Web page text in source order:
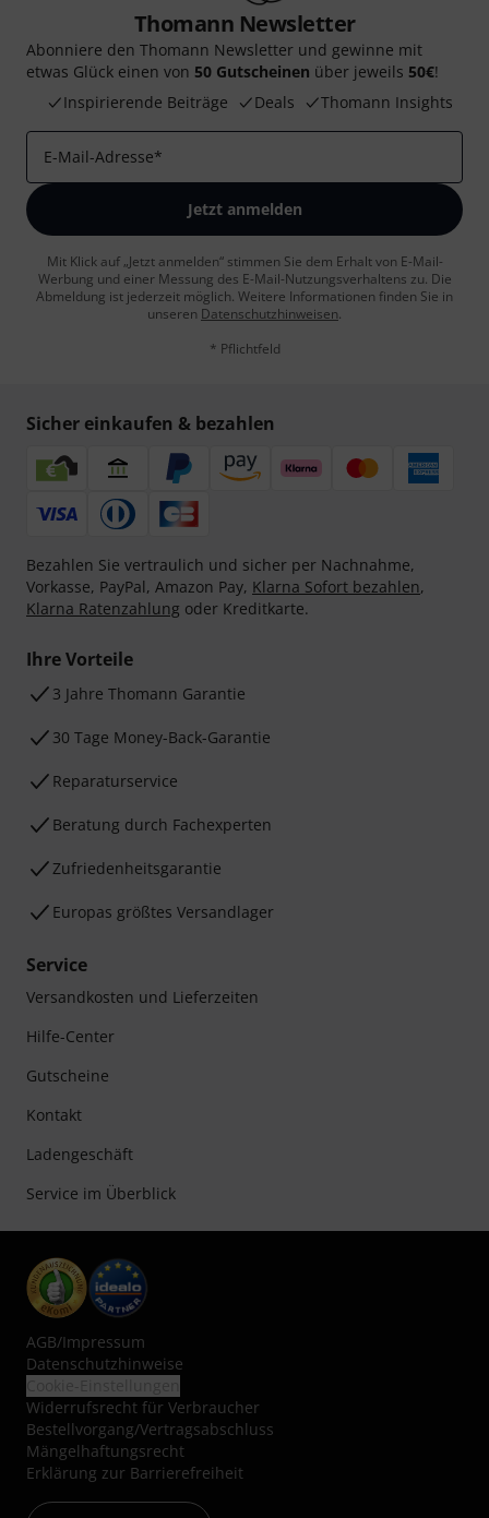
Thomann Newsletter
Abonniere den Thomann Newsletter und gewinne mit
etwas Glück einen von 50 Gutscheinen über jeweils 50€!
Inspirierende Beiträge
Deals Thomann Insights
E-Mail-Adresse*
Jetzt anmelden
Mit Klick auf „Jetzt anmelden“ stimmen Sie dem Erhalt von E-Mail-
Werbung und einer Messung des E-Mail-Nutzungsverhaltens zu. Die
Abmeldung ist jederzeit möglich. Weitere Informationen finden Sie in
unseren Datenschutzhinweisen.
* Pflichtfeld
Sicher einkaufen & bezahlen
Bezahlen Sie vertraulich und sicher per Nachnahme,
Vorkasse, PayPal, Amazon Pay, Klarna Sofort bezahlen,
Klarna Ratenzahlung oder Kreditkarte.
Ihre Vorteile
3 Jahre Thomann Garantie
30 Tage Money-Back-Garantie
Reparaturservice
Beratung durch Fachexperten
Zufriedenheitsgarantie
Europas größtes Versandlager
Service
Versandkosten und Lieferzeiten
Hilfe-Center
Gutscheine
Kontakt
Ladengeschäft
Service im Überblick
AGB/Impressum
Datenschutzhinweise
Widerrufsrecht für Verbraucher
Bestellvorgang/Vertragsabschluss
Mängelhaftungsrecht
Erklärung zur Barrierefreiheit